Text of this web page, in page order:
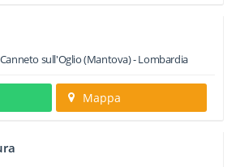
Canneto sull'Oglio(Mantova) -Lombardia
Mappa